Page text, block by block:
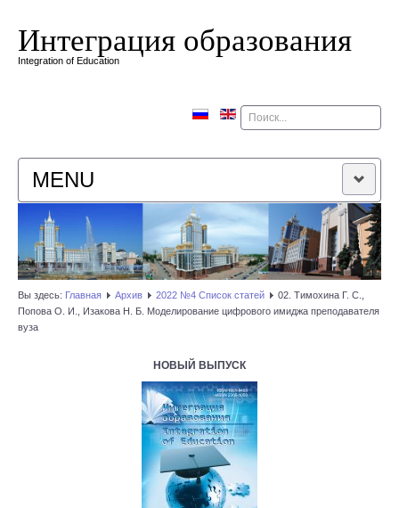
Интеграция образования
Integration of Education
Поиск
MENU
ГЛАВНАЯ
РЕДАКЦИОННАЯ КОЛЛЕГИЯ
РЕДАКЦИОННАЯ ПОЛИТИКА
Вы здесь: Главная Архив 2022 №4 Список статей
02. Тимохина Г. С.,
Попова О. И., Изакова Н. Б. Моделирование цифрового имиджа преподавателя
вуза
НОВЫЙ ВЫПУСК